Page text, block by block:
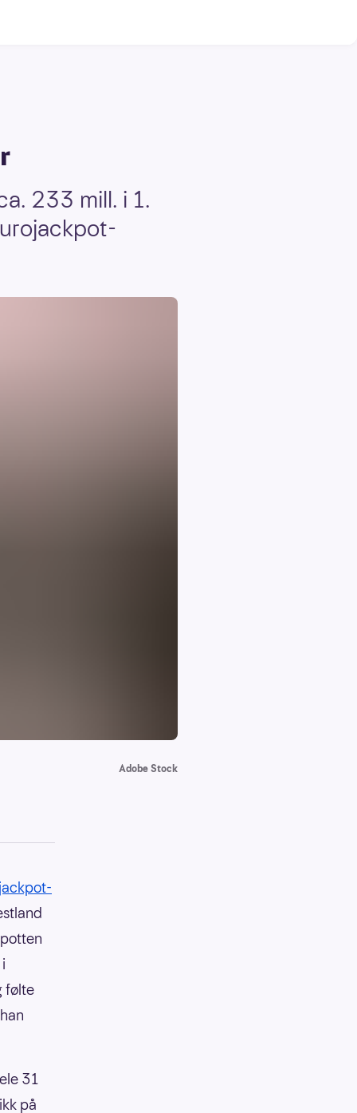
233 mill. i 1.
Adobe Stock
følte
31
på